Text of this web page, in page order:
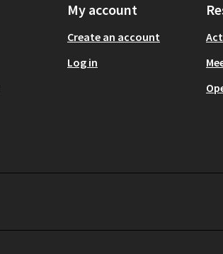
My account
Create an account
Log in